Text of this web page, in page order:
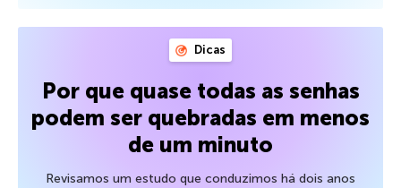
Dicas
Por que quase todas as senhas
podem ser quebradas em menos
de um minuto
Revisamos um estudo que conduzimos há dois anos